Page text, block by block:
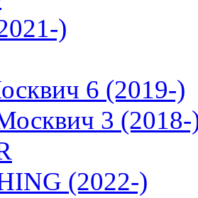
)
6 (2019-)
3 (2018-
(2022-)